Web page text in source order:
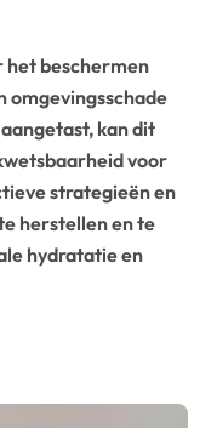
het beschermen
omgevingsschade
kan dit
voor
strategieën en
herstellen en te
hydratatie en